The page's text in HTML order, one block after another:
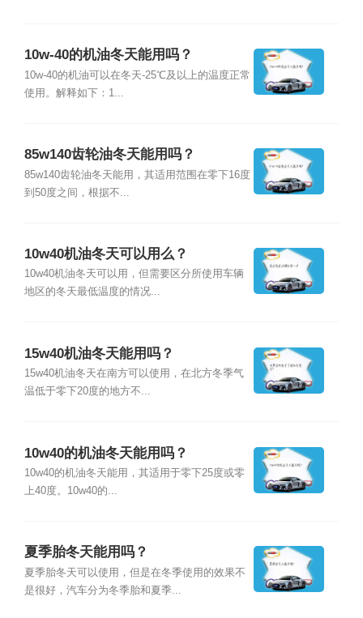
10w-40的机油冬天能用吗？
10w-40的机油可以在冬天-25℃及以上的温度正常
使用。解释如下：1...
85w140齿轮油冬天能用吗？
85w140齿轮油冬天能用，其适用范围在零下16度
到50度之间，根据不...
10w40机油冬天可以用么？
10w40机油冬天可以用，但需要区分所使用车辆
地区的冬天最低温度的情况...
15w40机油冬天能用吗？
15w40机油冬天在南方可以使用，在北方冬季气
温低于零下20度的地方不...
10w40的机油冬天能用吗？
10w40的机油冬天能用，其适用于零下25度或零
上40度。10w40的...
夏季胎冬天能用吗？
夏季胎冬天可以使用，但是在冬季使用的效果不
是很好，汽车分为冬季胎和夏季...